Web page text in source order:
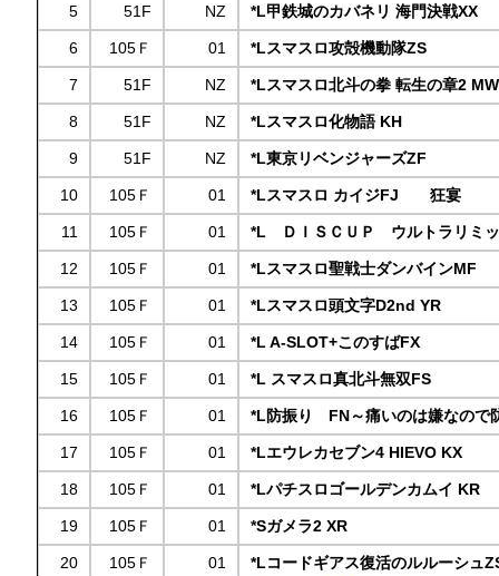
5 51F NZ *L甲鉄城のカバネリ 海門決戦XX
6 105Ｆ 01 *Lスマスロ攻殻機動隊ZS
7 51F NZ *Lスマスロ北斗の拳 転生の章2 MW
8 51F NZ *Lスマスロ化物語 KH
9 51F NZ *L東京リベンジャーズZF
10 105Ｆ 01 *Lスマスロ カイジFJ 狂宴
11 105Ｆ 01 *L ＤＩＳＣＵＰ ウルトラリミ
12 105Ｆ 01 *Lスマスロ聖戦士ダンバインMF
13 105Ｆ 01 *Lスマスロ頭文字D2nd YR
14 105Ｆ 01 *L A-SLOT+このすばFX
15 105Ｆ 01 *L スマスロ真北斗無双FS
16 105Ｆ 01 *L防振り FN～痛いのは嫌なので
17 105Ｆ 01 *Lエウレカセブン4 HIEVO KX
18 105Ｆ 01 *Lパチスロゴールデンカムイ KR
19 105Ｆ 01 *Sガメラ2 XR
20 105Ｆ 01 *Lコードギアス復活のルルーシュ